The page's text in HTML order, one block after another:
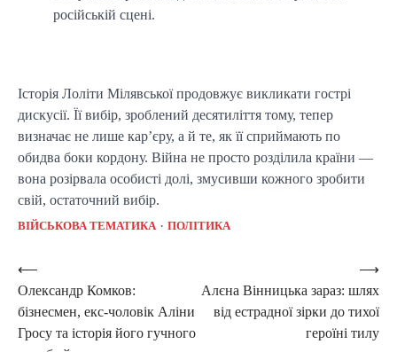
російській сцені.
Історія Лоліти Мілявської продовжує викликати гострі
дискусії. Її вибір, зроблений десятиліття тому, тепер
визначає не лише кар’єру, а й те, як її сприймають по
обидва боки кордону. Війна не просто розділила країни —
вона розірвала особисті долі, змусивши кожного зробити
свій, остаточний вибір.
ВІЙСЬКОВА ТЕМАТИКА ПОЛІТИКА
Post
navigation
⟵
Олександр Комков:
бізнесмен, екс-чоловік Аліни
Гросу та історія його гучного
Алєна Вінницька зараз: шлях
від естрадної зірки до тихої
героїні тилу
⟶